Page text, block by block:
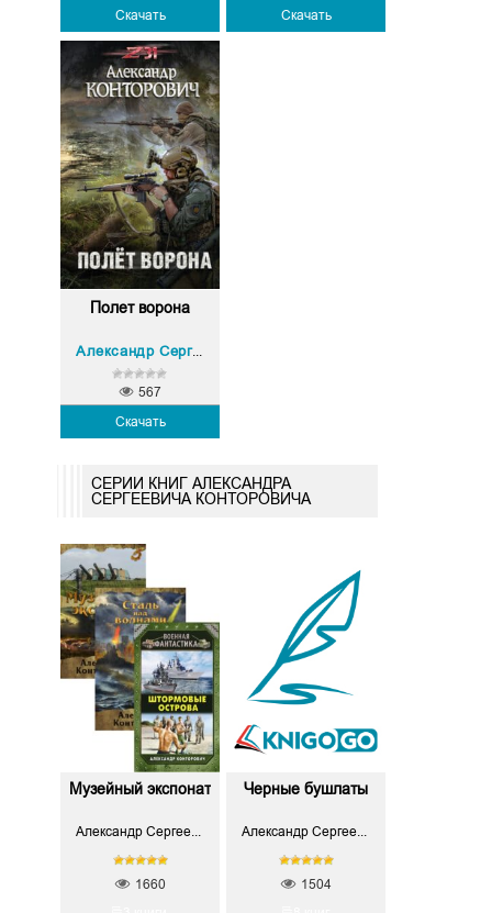
Скачать Скачать
Полет ворона
Александр Сергеевич Конторович
Скачать
567
СЕРИИ КНИГ АЛЕКСАНДРА
СЕРГЕЕВИЧА КОНТОРОВИЧА
Музейный экспонат
Александр Сергеевич Конторович
1660
Черные бушлаты
Александр Сергеевич Конторович
1504